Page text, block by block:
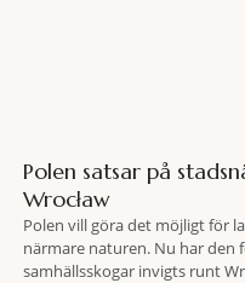
Polen satsar på
Wrocław
Polen vill göra det möjligt för
närmare naturen. Nu har den
samhällsskogar invigts runt